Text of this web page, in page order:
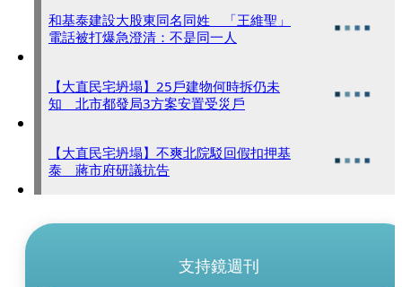
和基泰建設大股東同名同姓 「王維聖」
電話被打爆急澄清：不是同一人
【大直民宅坍塌】25戶建物何時拆仍未
知 北市都發局3方案安置受災戶
【大直民宅坍塌】不爽北院駁回假扣押基
泰 蔣市府研議抗告
支持鏡週刊